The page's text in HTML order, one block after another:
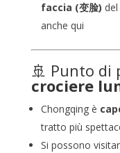
faccia (变脸)
anche qui
🚢 Punto di
crociere
Chongqing è
tratto più
Si possono